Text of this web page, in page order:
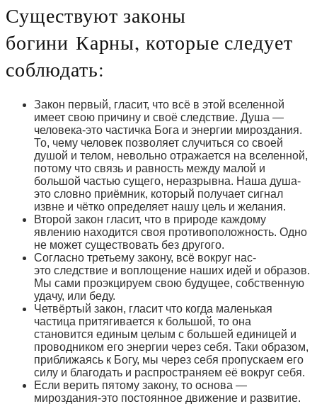
Существуют законы
богини Карны, которые следует
соблюдать:
Закон первый, гласит, что всё в этой вселенной
имеет свою причину и своё следствие. Душа —
человека-это частичка Бога и энергии мироздания.
То, чему человек позволяет случиться со своей
душой и телом, невольно отражается на вселенной,
потому что связь и равность между малой и
большой частью сущего, неразрывна. Наша душа-
это словно приёмник, который получает сигнал
извне и чётко определяет нашу цель и желания.
Второй закон гласит, что в природе каждому
явлению находится своя противоположность. Одно
не может существовать без другого.
Согласно третьему закону, всё вокруг нас-
это следствие и воплощение наших идей и образов.
Мы сами проэкцируем свою будущее, собственную
удачу, или беду.
Четвёртый закон, гласит что когда маленькая
частица притягивается к большой, то она
становится единым целым с большей единицей и
проводником его энергии через себя. Таки образом,
приближаясь к Богу, мы через себя пропускаем его
силу и благодать и распространяем её вокруг себя.
Если верить пятому закону, то основа —
мироздания-это постоянное движение и развитие.